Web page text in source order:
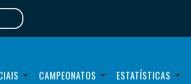
CAMPEONATOS ESTATÍSTICAS